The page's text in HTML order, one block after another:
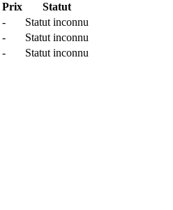
Prix
Statut
-
Statut inconnu
-
Statut inconnu
- Statut inconnu